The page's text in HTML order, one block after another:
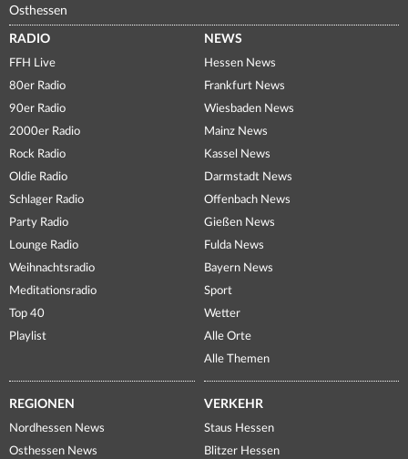
Osthessen
RADIO
FFH Live
80er Radio
90er Radio
2000er Radio
Rock Radio
Oldie Radio
Schlager Radio
Party Radio
Lounge Radio
Weihnachtsradio
Meditationsradio
Top 40
Playlist
NEWS
Hessen News
Frankfurt News
Wiesbaden News
Mainz News
Kassel News
Darmstadt News
Offenbach News
Gießen News
Fulda News
Bayern News
Sport
Wetter
Alle Orte
Alle Themen
REGIONEN
Nordhessen News
Osthessen News
VERKEHR
Staus Hessen
Blitzer Hessen